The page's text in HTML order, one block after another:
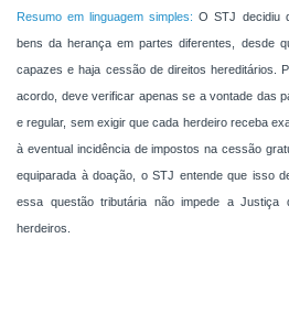
Resumo em linguagem simples:O STJ decidiu
bens da herança em partes diferentes, desde
capazes e haja cessão de direitos hereditários.
acordo, deve verificar apenas se a vontade das
e regular, sem exigir que cada herdeiro receba
à eventual incidência de impostos na cessão
equiparada à doação, o STJ entende que isso
essa questão tributária não impede a
herdeiros.